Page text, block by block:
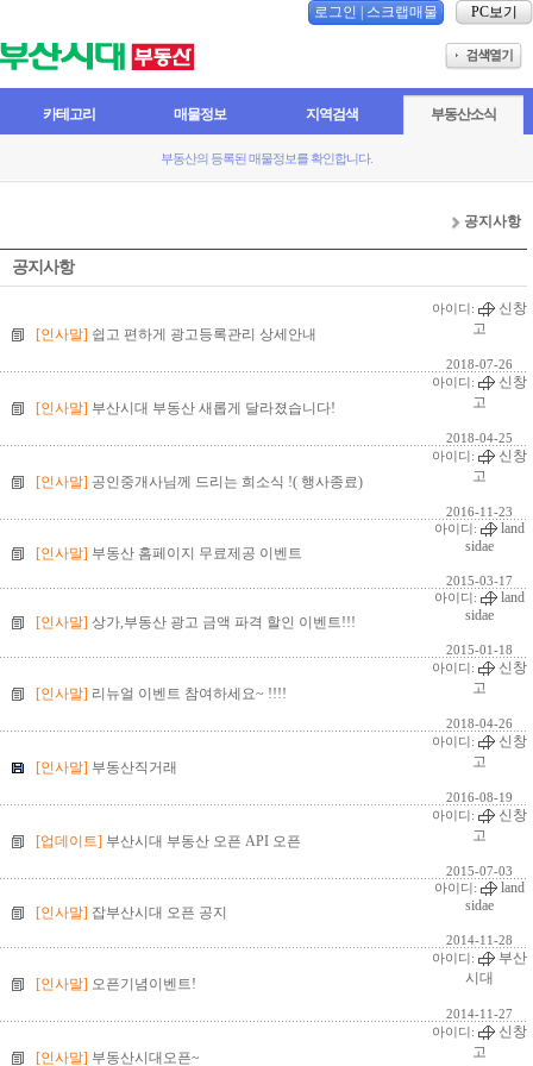
로그인 스크랩매물 PC보기
카테고리 매물정보 지역검색 부동산소식
부동산의 등록된 매물정보를 확인합니다.
공지사항
공지사항
[인사말] 쉽고 편하게 광고등록관리 상세안내
아이디:
신창
고
2018-07-26
[인사말] 부산시대 부동산 새롭게 달라졌습니다!
아이디:
신창
고
2018-04-25
[인사말] 공인중개사님께 드리는 희소식 !( 행사종료)
아이디:
신창
고
2016-11-23
[인사말] 부동산 홈페이지 무료제공 이벤트
아이디:
land
sidae
2015-03-17
[인사말] 상가,부동산 광고 금액 파격 할인 이벤트!!!
아이디:
land
sidae
2015-01-18
[인사말] 리뉴얼 이벤트 참여하세요~ !!!!
아이디:
신창
고
2018-04-26
[인사말] 부동산직거래
아이디:
신창
고
2016-08-19
[업데이트] 부산시대 부동산 오픈 API 오픈
아이디:
신창
고
2015-07-03
[인사말] 잡부산시대 오픈 공지
아이디:
land
sidae
2014-11-28
[인사말] 오픈기념이벤트!
아이디:
부산
시대
2014-11-27
[인사말] 부동산시대오픈~
아이디:
신창
고